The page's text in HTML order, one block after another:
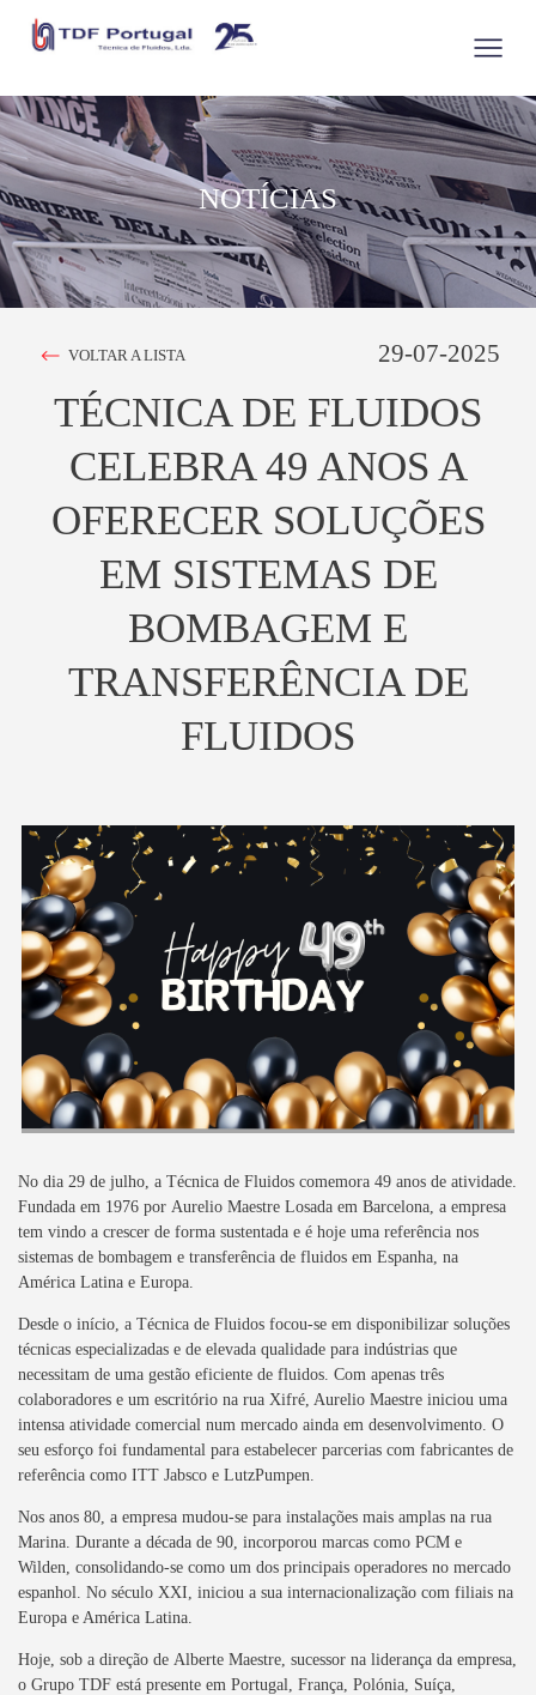
NOTÍCIAS
VOLTAR A LISTA 29-07-2025
TÉCNICA DE FLUIDOS
CELEBRA 49 ANOS A
OFERECER SOLUÇÕES
EM SISTEMAS DE
BOMBAGEM E
TRANSFERÊNCIA DE
FLUIDOS
No dia 29 de julho, a Técnica de Fluidos comemora 49 anos de atividade.
Fundada em 1976 por Aurelio Maestre Losada em Barcelona, a empresa
tem vindo a crescer de forma sustentada e é hoje uma referência nos
sistemas de bombagem e transferência de fluidos em Espanha, na
América Latina e Europa.
Desde o início, a Técnica de Fluidos focou-se em disponibilizar soluções
técnicas especializadas e de elevada qualidade para indústrias que
necessitam de uma gestão eficiente de fluidos. Com apenas três
colaboradores e um escritório na rua Xifré, Aurelio Maestre iniciou uma
intensa atividade comercial num mercado ainda em desenvolvimento. O
seu esforço foi fundamental para estabelecer parcerias com fabricantes de
referência como ITT Jabsco e LutzPumpen.
Nos anos 80, a empresa mudou-se para instalações mais amplas na rua
Marina. Durante a década de 90, incorporou marcas como PCM e
Wilden, consolidando-se como um dos principais operadores no mercado
espanhol. No século XXI, iniciou a sua internacionalização com filiais na
Europa e América Latina.
Hoje, sob a direção de Alberte Maestre, sucessor na liderança da empresa,
o Grupo TDF está presente em Portugal, França, Polónia, Suíça,